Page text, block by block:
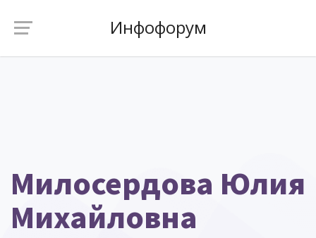
Инфофорум
Милосердова Юлия
Михайловна